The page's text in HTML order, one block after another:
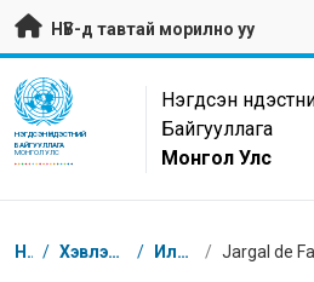
Гол контентийг алгасах
НҮБ-д тавтай морилно уу
UN Logo
НЭГДСЭН ҮНДЭСТНИЙ
БАЙГУУЛЛАГА
МОНГОЛ УЛС
Нэгдсэн
Байгууллага
Монгол Улс
Breadcrumb
Нүүр / Хэвлэл мэдээлэл / Илтгэлүүд /